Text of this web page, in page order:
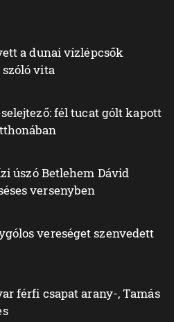
a dunai vízlépcsők
vita
fél tucat gólt kapott
úszó Betlehem Dávid
versenyben
vereséget szenvedett
férfi csapat arany-, Tamás